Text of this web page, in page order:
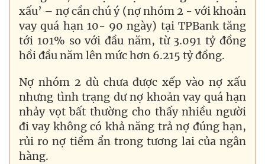
xấu’ – nợ cần chú ý (nợ nhóm 2 - với khoản
vay quá hạn 10- 90 ngày) tại TPBank tăng
tới 101% so với đầu năm, từ 3.091 tỷ đồng
hồi đầu năm lên mức hơn 6.215 tỷ đồng.
Nợ nhóm 2 dù chưa được xếp vào nợ xấu
nhưng tình trạng dư nợ khoản vay quá hạn
nhảy vọt bất thường cho thấy nhiều người
đi vay không có khả năng trả nợ đúng hạn,
rủi ro nợ tiềm ẩn trong tương lai của ngân
hàng.